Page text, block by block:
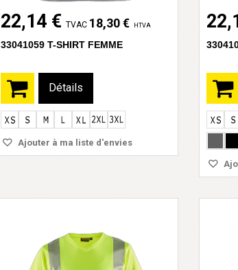
22,14 € TVAC 18,30 € HTVA
33041059 T-SHIRT FEMME
Détails
Ajouter à ma liste d'envies